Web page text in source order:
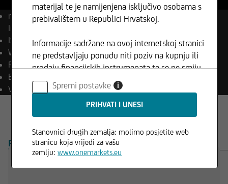
naziv
DAX® (Performance)
Index
ISIN
DE0008469008
WKN
846900
Reuters .GDAXI
Bloomberg
Valuta
PREGLED PROIZVODI
materijal te je namijenjena isključivo osobama s
prebivalištem u Republici Hrvatskoj.
Informacije sadržane na ovoj internetskoj stranici
ne predstavljaju ponudu niti poziv na kupnju ili
prodaju financijskih instrumenata te se ne smiju
koristiti u jurisdikcijama u kojima je takva
uporaba zabranjena.
Spremi postavke i
Stanovnici drugih zemalja: molimo posjetite web
stranicu koja vrijedi za vašu
zemlju:www.onemarkets.eu